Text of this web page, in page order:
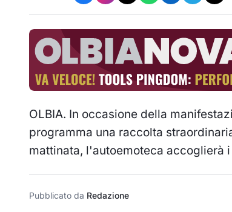
OLBIA. In occasione della
programma una raccolta
mattinata, l'autoemoteca accoglierà
Pubblicato da Redazione